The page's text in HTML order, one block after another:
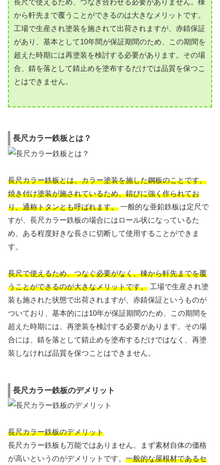
長尺で使えるため、つなぎ合わせる必要がありません。棟
から軒先まで覆うことができるのは大きなメリットです。
工場で生産され塗装を施されて出荷されますが、赤錆保証
があり、基本として10年間が保証期間のため、この期間を
超えた時期には再塗装を検討する必要があります。その場
合、錆を落として錆止めを塗布するだけでは品質を保つこ
とはできません。
長尺カラー鉄板とは？
長尺カラー鉄板とは、カラー塗装を施した鋼板のことです。
焼き付け塗装が施されているため、錆びに強く作られてお
り、通称トタンとも呼ばれます。 一般的な亜鉛鉄板は定尺で
すが、長尺カラー鉄板の場合にはロール状になっているた
め、ある程度好きな長さに切断して使用することができま
す。
長尺で使えるため、つなぐ必要がなく、棟から軒先までを覆
うことができるのが大きなメリットです。 工場で生産され塗
装も施された状態で出荷されますが、赤錆保証というものが
ついており、基本的には10年が保証期間のため、この期間を
超えた時期には、再塗装を検討する必要があります。その場
合には、錆を落として錆止めを塗布するだけではなく、再塗
装しなければ品質を保つことはできません。
長尺カラー鉄板のデメリット
長尺カラー鉄板のデメリット
長尺カラー鉄板も万能ではありません。まず素材自体の価格
が高いというのがデメリットです。 一般的な屋根材であるセ